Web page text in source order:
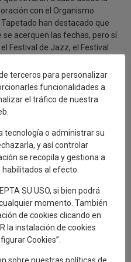
con el Organismo
han destacado que
acerquen las fechas, pero sí
Festival de Jazz, el Festival
dado a conocer el horario de
septiembre la Biblioteca
a viernes de 8:45 a 14:00
lunes a jueves.
que puedan estudiar para
Hierro.
El Carmen abrirá de lunes a
17:00 a 20:30 horas de lunes
de doble uso de los
terceros para personalizar
funcionalidades a
el tráfico de nuestra
tecnología o administrar su
y así controlar
se recopila y gestiona a
al efecto.
SU USO, si bien podrá
momento. También
de cookies clicando en
la instalación de cookies
Cookies”.